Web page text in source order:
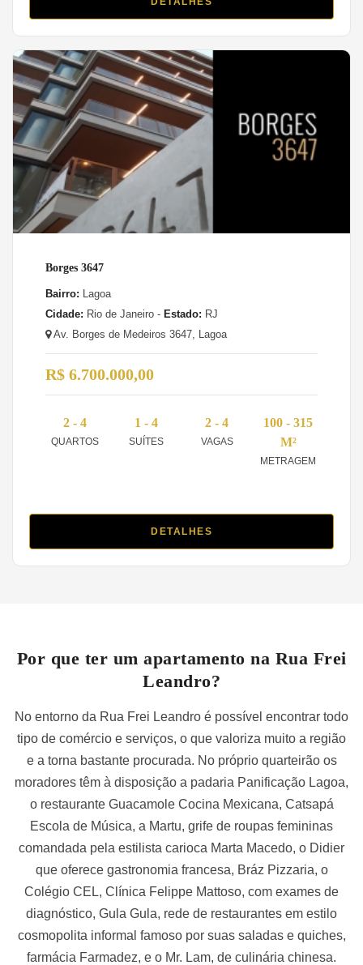
Borges 3647
Bairro: Lagoa
Cidade: Rio de Janeiro - Estado: RJ
Av. Borges de Medeiros 3647, Lagoa
R$ 6.700.000,00
2 - 4
QUARTOS
1 - 4
SUÍTES
2 - 4
VAGAS
100 - 315
M²
METRAGEM
DETALHES
Por que ter um apartamento na Rua Frei
Leandro?
No entorno da Rua Frei Leandro é possível encontrar todo
tipo de comércio e serviços, o que valoriza muito a região
e a torna bastante procurada. No próprio quarteirão os
moradores têm à disposição a padaria Panificação Lagoa,
o restaurante Guacamole Cocina Mexicana, Catsapá
Escola de Música, a Martu, grife de roupas femininas
comandada pela estilista carioca Marta Macedo, o Didier
que oferece gastronomia francesa, Bráz Pizzaria, o
Colégio CEL, Clínica Felippe Mattoso, com exames de
diagnóstico, Gula Gula, rede de restaurantes em estilo
cosmopolita informal famoso por suas saladas e quiches,
farmácia Farmadez, e o Mr. Lam, de culinária chinesa.